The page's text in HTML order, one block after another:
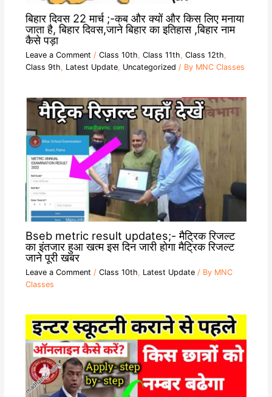
बिहार दिवस 22 मार्च ;-कब और क्यों और किस लिए मनाया
जाता है, बिहार दिवस,जाने बिहार का इतिहास ,बिहार नाम
कैसे पड़ा
Leave a Comment / Class 10th, Class 11th, Class 12th,
Class 9th, Latest Update, Uncategorized / By MNC Classes
Bseb metric result updates;- मैट्रिक रिजल्ट
का इंतजार हुआ खत्म इस दिन जारी होगा मैट्रिक रिजल्ट
जाने पूरी खबर
Leave a Comment / Class 10th, Latest Update/ By MNC
Classes